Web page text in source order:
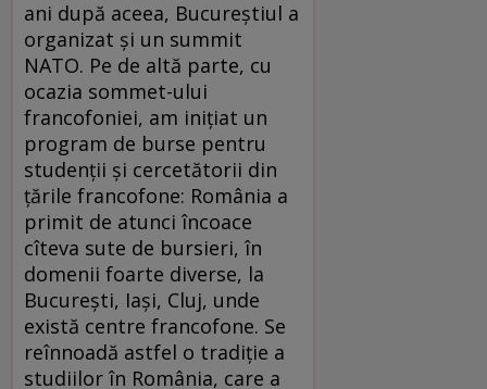
ani după aceea, Bucureştiul a
organizat şi un summit
NATO. Pe de altă parte, cu
ocazia sommet-ului
francofoniei, am iniţiat un
program de burse pentru
studenţii şi cercetătorii din
ţările francofone: România a
primit de atunci încoace
cîteva sute de bursieri, în
domenii foarte diverse, la
Bucureşti, Iaşi, Cluj, unde
există centre francofone. Se
reînnoadă astfel o tradiţie a
studiilor în România, care a